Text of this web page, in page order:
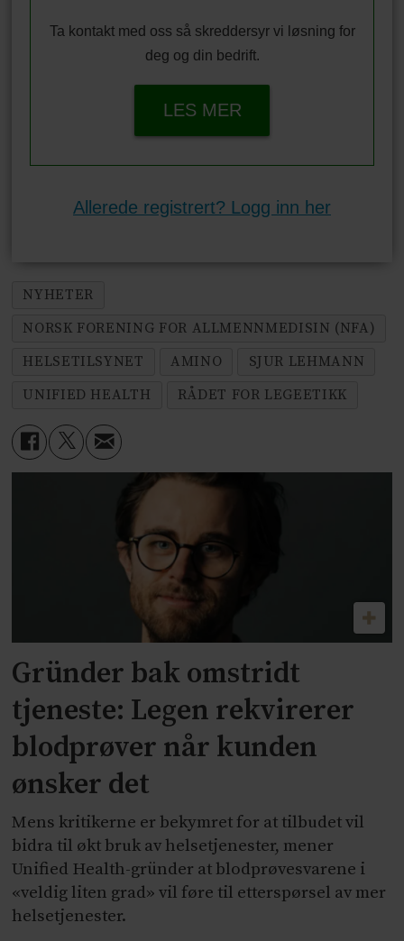
Ta kontakt med oss så skreddersyr vi løsning for
deg og din bedrift.
LES MER
Allerede registrert? Logg inn her
NYHETER
NORSK FORENING FOR ALLMENNMEDISIN (NFA)
HELSETILSYNET
AMINO
SJUR LEHMANN
UNIFIED HEALTH
RÅDET FOR LEGEETIKK
Gründer bak omstridt
tjeneste: Legen rekvirerer
blodprøver når kunden
ønsker det
Mens kritikerne er bekymret for at tilbudet vil
bidra til økt bruk av helsetjenester, mener
Unified Health-gründer at blodprøvesvarene i
«veldig liten grad» vil føre til etterspørsel av mer
helsetjenester.